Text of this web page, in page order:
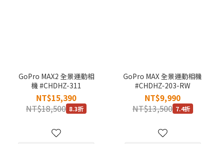
GoPro MAX2 全景運動相
機 #CHDHZ-311
NT$15,390
NT$18,500 8.3折
GoPro MAX 全景運動相機
#CHDHZ-203-RW
NT$9,990
NT$13,500 7.4折